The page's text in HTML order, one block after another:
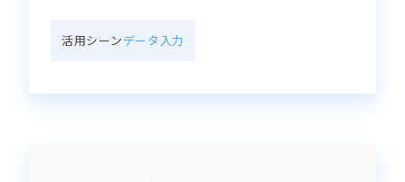
活用シーンデータ入力